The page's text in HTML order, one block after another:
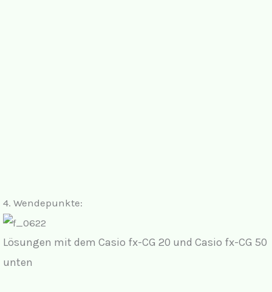
4. Wendepunkte:
Lösungen mit dem Casio fx-CG 20 und Casio fx-CG 50
unten